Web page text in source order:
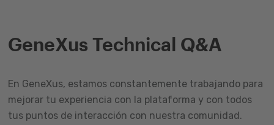
GeneXus Technical Q&A
En GeneXus, estamos constantemente trabajando para
mejorar tu experiencia con la plataforma y con todos
tus puntos de interacción con nuestra comunidad.